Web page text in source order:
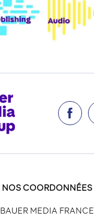

NOS COORDONNÉES
BAUER MEDIA FRANCE